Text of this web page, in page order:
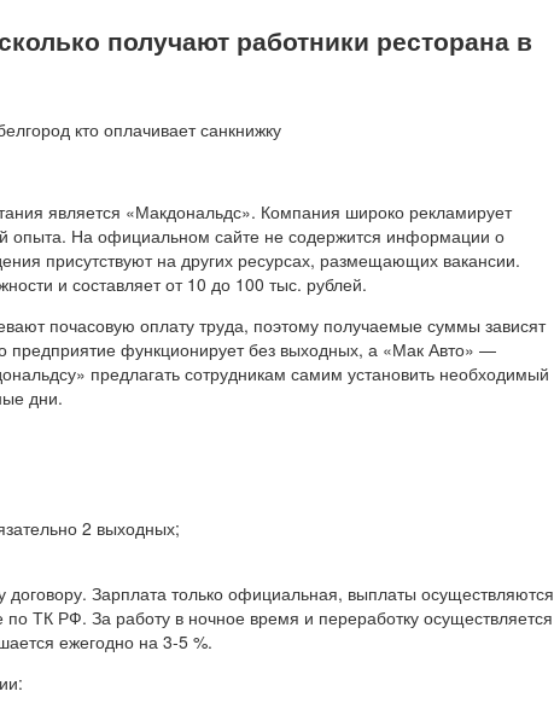
получают работники ресторана в
является «Макдональдс». Компания широко рекламирует
опыта. На официальном сайте не содержится информации о
присутствуют на других ресурсах, размещающих вакансии.
и составляет от 10 до 100 тыс. рублей.
почасовую оплату труда, поэтому получаемые суммы зависят
предприятие функционирует без выходных, а «Мак Авто» —
предлагать сотрудникам самим установить необходимый
дни.
2 выходных;
договору. Зарплата только официальная, выплаты осуществляются
ТК РФ. За работу в ночное время и переработку осуществляется
ежегодно на 3-5 %.